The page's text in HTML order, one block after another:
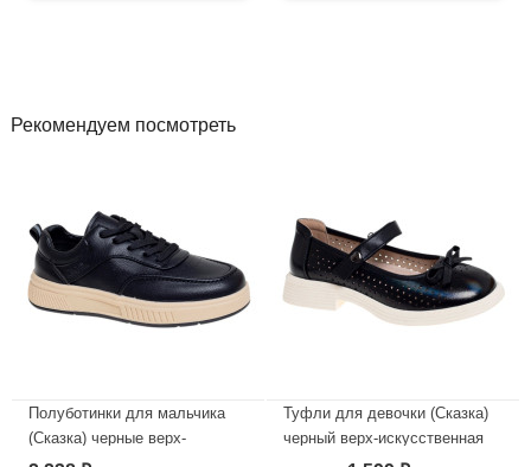
Рекомендуем посмотреть
Полуботинки для мальчика
(Сказка) черные верх-
искусственная кожа
Туфли для девочки (Сказка)
черный верх-искусственная
кожа подкладка-